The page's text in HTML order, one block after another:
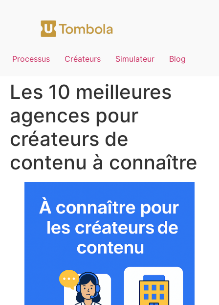
Processus Créateurs Simulateur Blog
Les 10 meilleures
agences pour
créateurs de
contenu à connaître